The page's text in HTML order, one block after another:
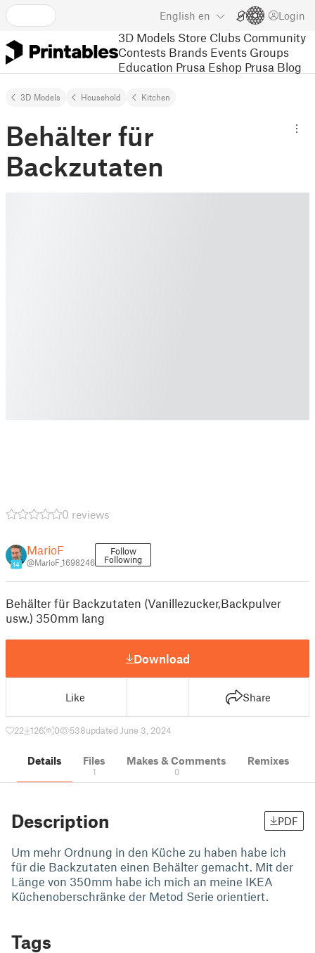
English en Login
3D Models Store Clubs Community
Contests Brands Events Groups
Education Prusa Eshop Prusa Blog
3D Models Household Kitchen
Behälter für
Backzutaten
0 reviews
14
MarioF
@MarioF_1698246
Follow
Following
Behälter für Backzutaten (Vanillezucker,Backpulver
usw.) 350mm lang
Download
Like Share
22 126 0 538updated June 3, 2024
Details Files
1
Makes & Comments
0
Remixes
Description PDF
Um mehr Ordnung in den Küche zu haben habe ich
für die Backzutaten einen Behälter gemacht. Mit der
Länge von 350mm habe ich mich an meine IKEA
Küchenoberschränke der Metod Serie orientiert.
Tags